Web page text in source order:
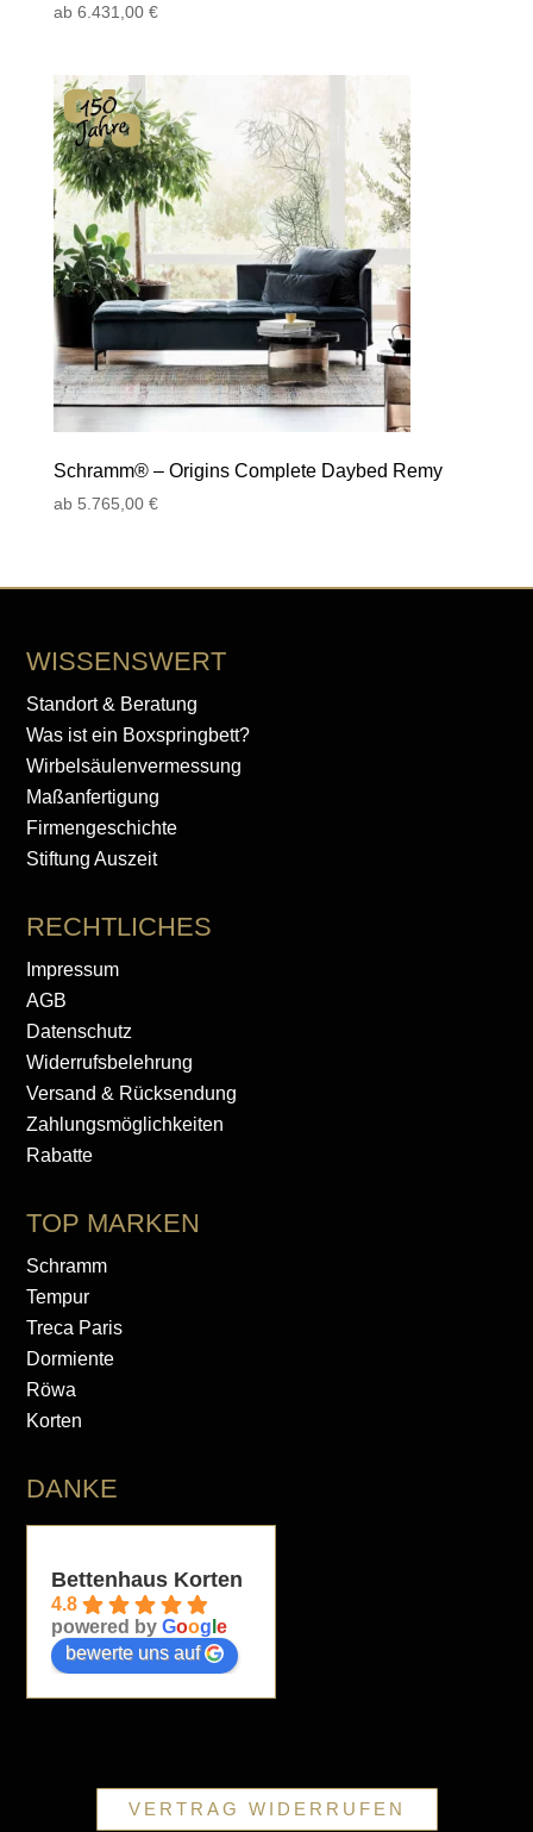
ab 6.431,00 €
Schramm® – Origins Complete Daybed Remy
ab 5.765,00 €
WISSENSWERT
Standort & Beratung
Was ist ein Boxspringbett?
Wirbelsäulenvermessung
Maßanfertigung
Firmengeschichte
Stiftung Auszeit
RECHTLICHES
Impressum
AGB
Datenschutz
Widerrufsbelehrung
Versand & Rücksendung
Zahlungsmöglichkeiten
Rabatte
TOP MARKEN
Schramm
Tempur
Treca Paris
Dormiente
Röwa
Korten
DANKE
Bettenhaus Korten
4.8
powered byGoog le
bewerte uns auf
VERTRAG WIDERRUFEN